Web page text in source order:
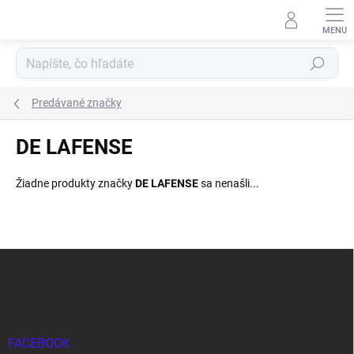
Hľadať
Predávané značky
DE LAFENSE
Žiadne produkty značkyDE LAFENSEsa nenašli...
FACEBOOK